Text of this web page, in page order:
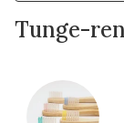
Tunge-